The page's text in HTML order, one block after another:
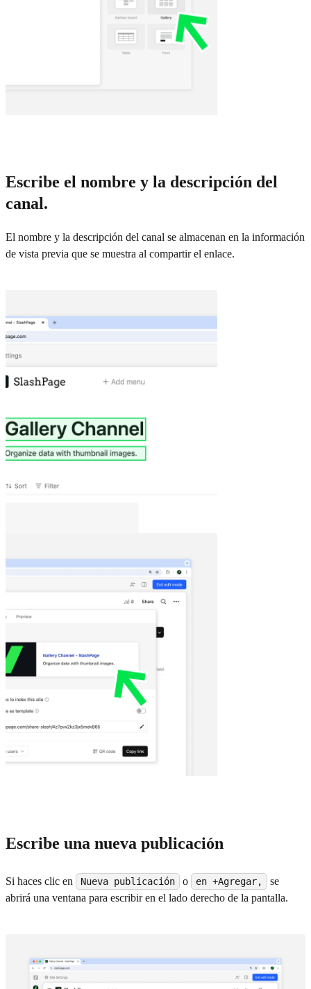
Escribe el nombre y la descripción del
canal.
El nombre y la descripción del canal se almacenan en la información
de vista previa que se muestra al compartir el enlace.
Escribe una nueva publicación
Si haces clic en Nueva publicación o en +Agregar,
se
abrirá una ventana para escribir en el lado derecho de la pantalla.